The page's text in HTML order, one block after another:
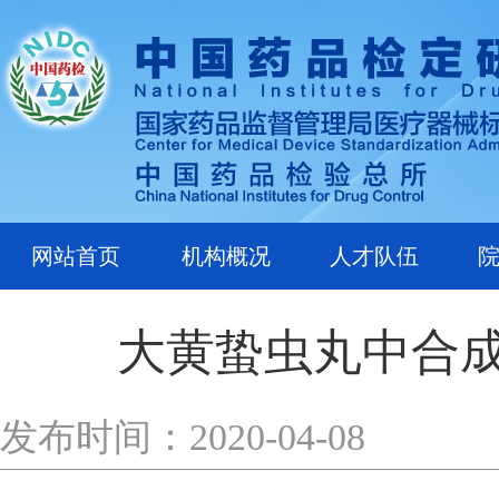
网站首页 机构概况 人才队伍
大黄蛰虫丸中合
发布时间：2020-04-08